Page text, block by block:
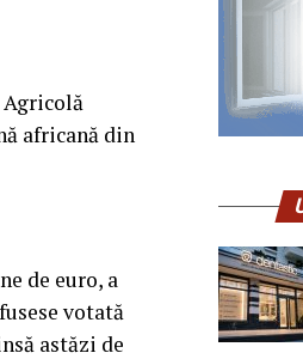
Agricolă
africană din
de euro, a
votată
astăzi de